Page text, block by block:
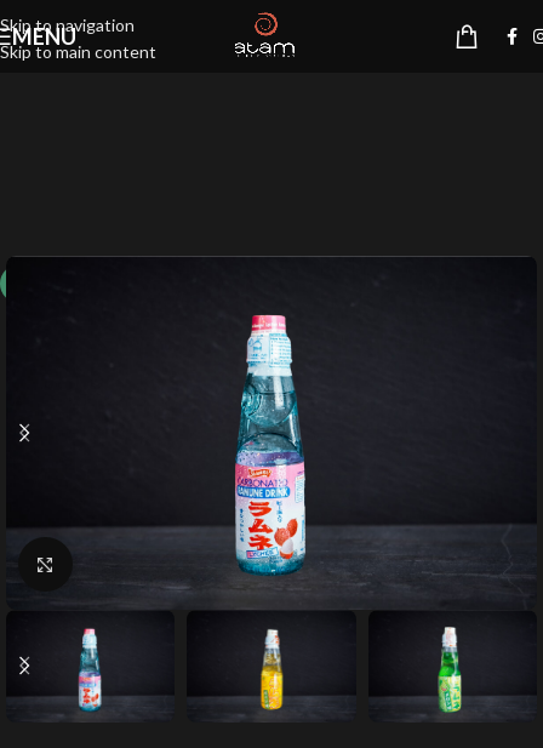
Skip to navigation
Skip to main content
MENU